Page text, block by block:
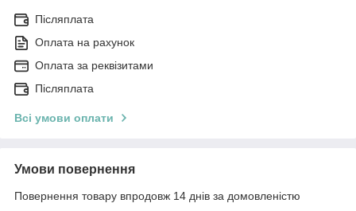
Післяплата
Оплата на рахунок
Оплата за реквізитами
Післяплата
Всі умови оплати
Умови повернення
Повернення товару впродовж 14 днів за домовленістю